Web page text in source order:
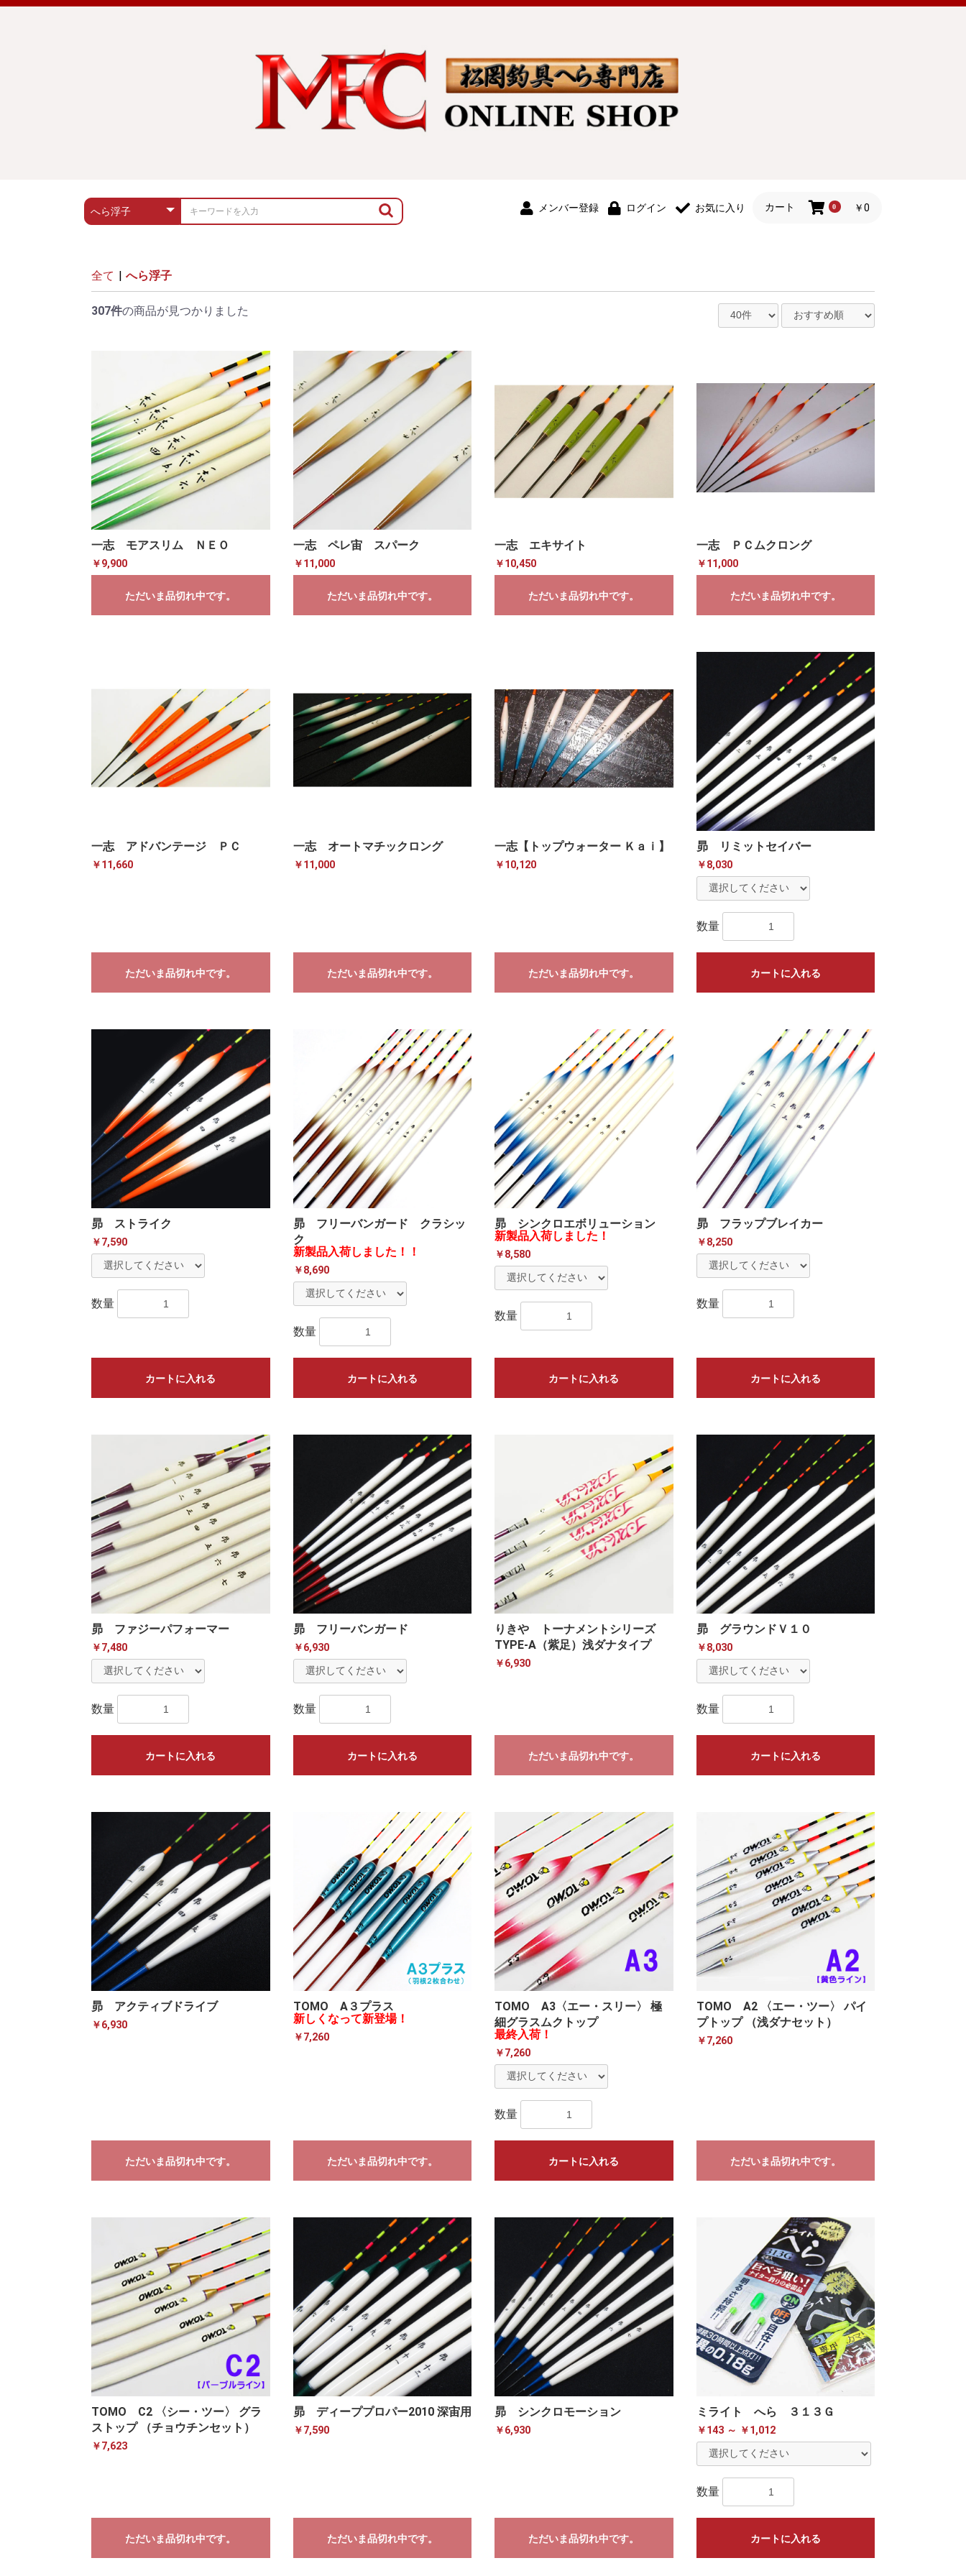
メンバー登録 ログイン お気に入り カート 0 ￥0
全て へら浮子
307件の商品が見つかりました
一志 モアスリム ＮＥＯ
￥9,900
ただいま品切れ中です。
一志 ペレ宙 スパーク
￥11,000
ただいま品切れ中です。
一志 エキサイト
￥10,450
ただいま品切れ中です。
一志 ＰＣムクロング
￥11,000
ただいま品切れ中です。
一志 アドバンテージ ＰＣ
￥11,660
ただいま品切れ中です。
一志 オートマチックロング
￥11,000
ただいま品切れ中です。
一志【トップウォーター Ｋａｉ】
￥10,120
ただいま品切れ中です。
昴 リミットセイバー
￥8,030
数量
カートに入れる
昴 ストライク
￥7,590
数量
カートに入れる
昴 フリーバンガード クラシッ
ク
新製品入荷しました！！
￥8,690
数量
カートに入れる
昴 シンクロエボリューション
新製品入荷しました！
￥8,580
数量
カートに入れる
昴 フラップブレイカー
￥8,250
数量
カートに入れる
昴 ファジーパフォーマー
￥7,480
数量
カートに入れる
昴 フリーバンガード
￥6,930
数量
カートに入れる
りきや トーナメントシリーズ
TYPE-A（紫足）浅ダナタイプ
￥6,930
ただいま品切れ中です。
昴 グラウンドＶ１０
￥8,030
数量
カートに入れる
昴 アクティブドライブ
￥6,930
ただいま品切れ中です。
TOMO A３プラス
新しくなって新登場！
￥7,260
ただいま品切れ中です。
TOMO A3〈エー・スリー〉 極
細グラスムクトップ
最終入荷！
￥7,260
数量
カートに入れる
TOMO A2 〈エー・ツー〉 パイ
プトップ （浅ダナセット）
￥7,260
ただいま品切れ中です。
TOMO C2 〈シー・ツー〉 グラ
ストップ （チョウチンセット）
￥7,623
ただいま品切れ中です。
昴 ディーププロパー2010 深宙用
￥7,590
ただいま品切れ中です。
昴 シンクロモーション
￥6,930
ただいま品切れ中です。
ミライト へら ３１３Ｇ
￥143 ～ ￥1,012
数量
カートに入れる